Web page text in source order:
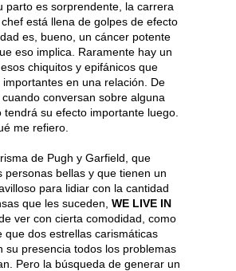
parto es sorprendente, la carrera
está llena de golpes de efecto
es, bueno, un cáncer potente
eso implica. Raramente hay un
chiquitos y epifánicos que
en una relación. De
conversan sobre alguna
tendrá su efecto importante luego.
me refiero.
de Pugh y Garfield, que
personas bellas y que tienen un
para lidiar con la cantidad
que les suceden, WE LIVE IN
ver con cierta comodidad, como
que dos estrellas carismáticas
su presencia todos los problemas
Pero la búsqueda de generar un